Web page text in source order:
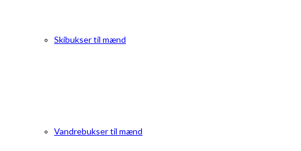
Skibukser til mænd
Vandrebukser til mænd